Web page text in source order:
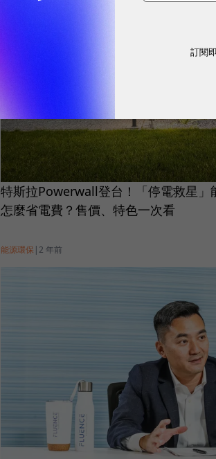
特斯拉Powerwall登台！「停電救星」
怎麼省電費？售價、特色一次看
能源環保 |2 年前
訂閱